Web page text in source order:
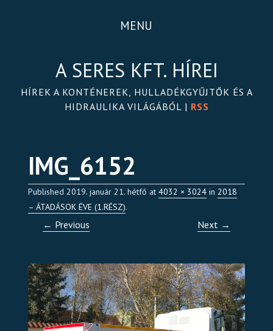
MENU
A SERES KFT. HÍREI
HÍREK A KONTÉNEREK, HULLADÉKGYŰJTŐK ÉS A
HIDRAULIKA VILÁGÁBÓL | RSS
IMG_6152
Published2019. január 21. hétfő at4032 × 3024 in2018
– ÁTADÁSOK ÉVE (1.RÉSZ).
← Previous Next →